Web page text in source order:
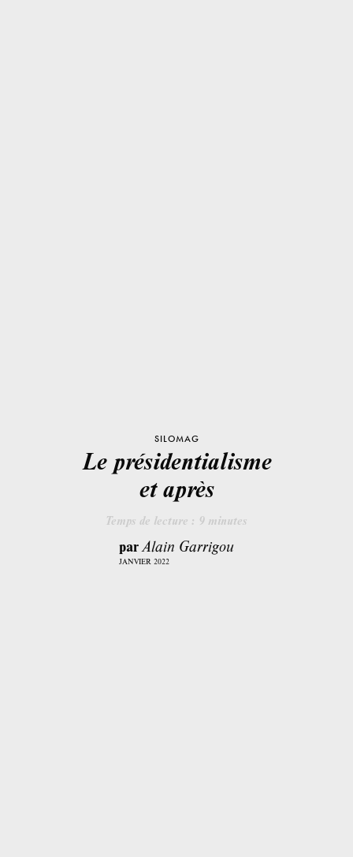
SILOMAG
Le présidentialisme
et après
Temps de lecture : 9 minutes
par Alain Garrigou
JANVIER 2022